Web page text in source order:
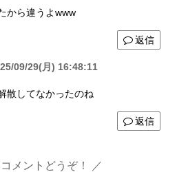
から違うよwww
返信
09/29(月) 16:48:11
散してなかったのね
返信
メントどうぞ！